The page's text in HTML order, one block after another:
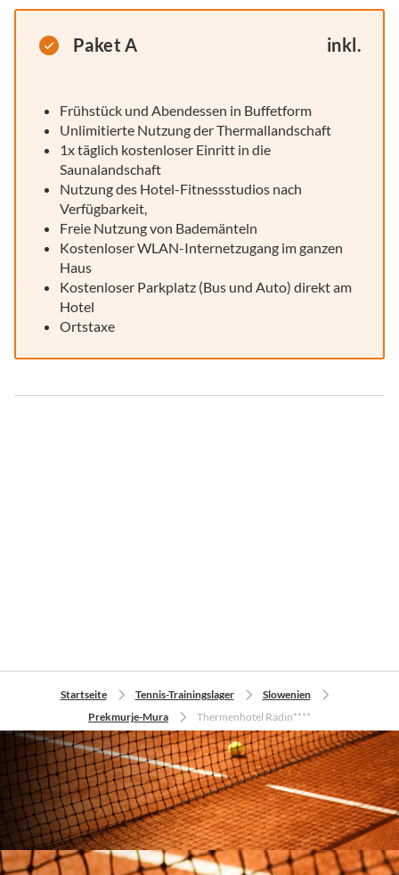
Paket A inkl.
Frühstück und Abendessen in Buffetform
Unlimitierte Nutzung der Thermallandschaft
1x täglich kostenloser Einritt in die
Saunalandschaft
Nutzung des Hotel-Fitnessstudios nach
Verfügbarkeit,
Freie Nutzung von Bademänteln
Kostenloser WLAN-Internetzugang im ganzen
Haus
Kostenloser Parkplatz (Bus und Auto) direkt am
Hotel
Ortstaxe
Startseite Tennis-Trainingslager
Slowenien
Prekmurje-Mura
Thermenhotel Radin****